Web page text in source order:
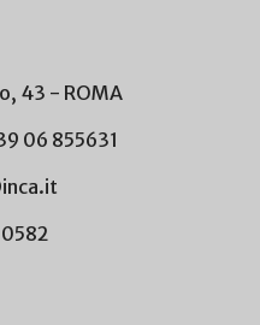
43 - ROMA
06 855631